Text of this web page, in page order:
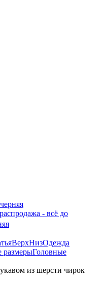
- всё до
ВерхНизОдежда
размерыГоловные
из шерсти чирок